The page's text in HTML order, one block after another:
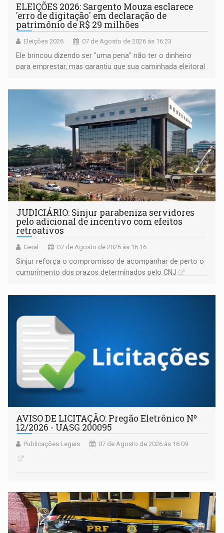
ELEIÇÕES 2026: Sargento Mouza esclarece
'erro de digitação' em declaração de
patrimônio de R$ 29 milhões
Eleições 2026 07 de Agosto de 2026 às 16:23
Ele brincou dizendo ser "uma pena" não ter o dinheiro
para emprestar, mas garantiu que sua caminhada eleitoral
JUDICIÁRIO: Sinjur parabeniza servidores
pelo adicional de incentivo com efeitos
retroativos
Geral 07 de Agosto de 2026 às 16:16
Sinjur reforça o compromisso de acompanhar de perto o
cumprimento dos prazos determinados pelo CNJ
AVISO DE LICITAÇÃO: Pregão Eletrônico Nº
12/2026 - UASG 200095
Publicações Legais 07 de Agosto de 2026 às 16:09